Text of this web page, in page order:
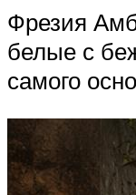
Фрезия
белые с
самого